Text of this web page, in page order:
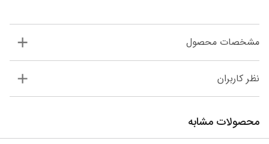
مشخصات محصول
نظر کاربران
محصولات مشابه